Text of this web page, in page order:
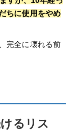
ちに使用をやめ
完全に壊れる前
るリス